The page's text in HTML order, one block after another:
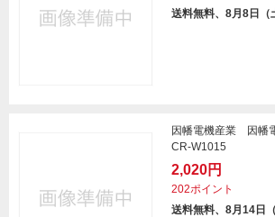
送料無料、8月8日（
因幡電機産業 因幡
CR-W1015
2,020円
202ポイント
送料無料、8月14日（